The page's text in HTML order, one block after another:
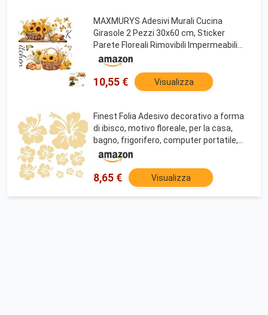
MAXMURYS Adesivi Murali Cucina
Girasole 2 Pezzi 30x60 cm, Sticker
Parete Floreali Rimovibili Impermeabili
per Cucina, Mobili, Piastrelle e Vetro
10,55 € Visualizza
Finest Folia Adesivo decorativo a forma
di ibisco, motivo floreale, per la casa,
bagno, frigorifero, computer portatile,
K165 (11 beige)
8,65 € Visualizza